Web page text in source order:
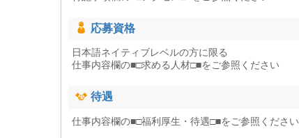
応募資格
日本語ネイティブレベルの方に限る
仕事内容欄の■□求める人材□■をご参照ください
待遇
仕事内容欄の■□福利厚生・待遇□■をご参照ください